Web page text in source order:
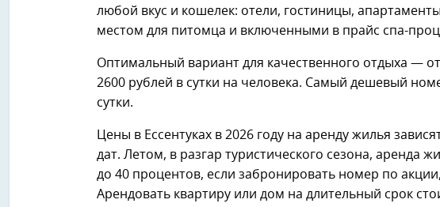
любой вкус и кошелек: отели, гостиницы,
местом для питомца и включенными в прайс спа-
Оптимальный вариант для качественного отдыха —
2600 рублей в сутки на человека. Самый дешевый
сутки.
Цены в Ессентуках в 2026 году на аренду жилья
дат. Летом, в разгар туристического сезона, аренда
до 40 процентов, если забронировать номер по
Арендовать квартиру или дом на длительный срок